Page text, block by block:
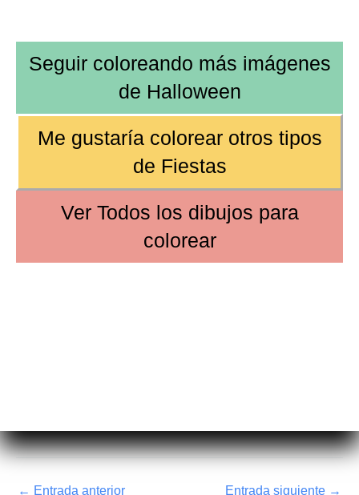
Seguir coloreando más imágenes
de Halloween
Me gustaría colorear otros tipos
de Fiestas
Ver Todos los dibujos para
colorear
← Entrada anterior Entrada siguiente →